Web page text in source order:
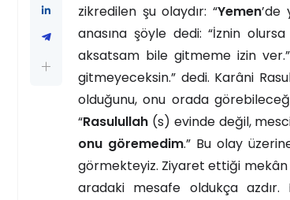
zikredilen şu olaydır: “Yemen’de
anasına şöyle dedi: “İznin
aksatsam bile gitmeme izin
gitmeyeceksin.” dedi. Karâni
olduğunu, onu orada
“Rasulullah (s) evinde değil,
onu göremedim.” Bu olay
görmekteyiz. Ziyaret ettiği mekân
aradaki mesafe oldukça